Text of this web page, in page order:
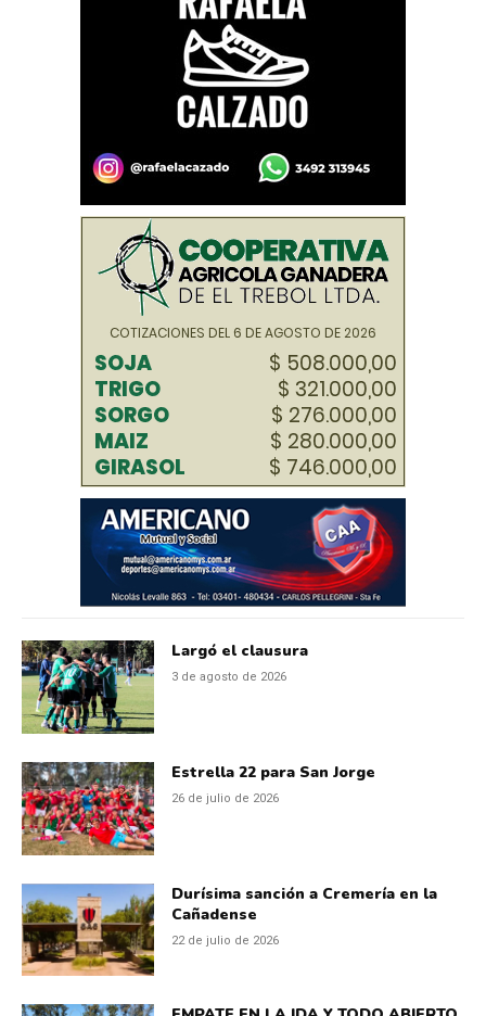
Largó el clausura
3 de agosto de 2026
Estrella 22 para San Jorge
26 de julio de 2026
Durísima sanción a Cremería en la
Cañadense
22 de julio de 2026